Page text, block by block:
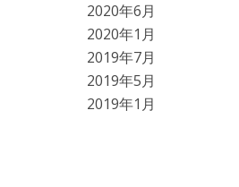
2020年6月
2020年1月
2019年7月
2019年5月
2019年1月